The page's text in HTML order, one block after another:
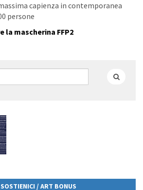
capienza in contemporanea
persone
la mascherina FFP2
SOSTIENICI / ART BONUS